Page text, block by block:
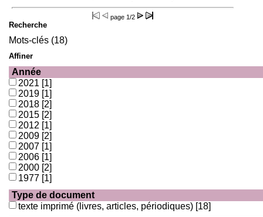
page 1/2
Recherche
Mots-clés (18)
Affiner
Année
2021 [1]
2019 [1]
2018 [2]
2015 [2]
2012 [1]
2009 [2]
2007 [1]
2006 [1]
2000 [2]
1977 [1]
Type de document
texte imprimé (livres, articles, périodiques) [18]